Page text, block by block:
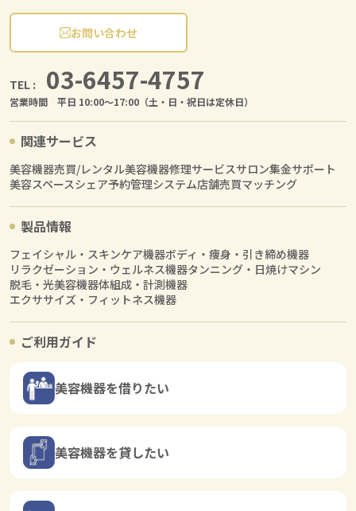
お問い合わせ
TEL : 03-6457-4757
営業時間 平日 10:00〜17:00（土・日・祝日は定休日）
関連サービス
美容機器売買/レンタル美容機器修理サービスサロン集金サポート
美容スペースシェア予約管理システム店舗売買マッチング
製品情報
フェイシャル・スキンケア機器ボディ・痩身・引き締め機器
リラクゼーション・ウェルネス機器タンニング・日焼けマシン
脱毛・光美容機器体組成・計測機器
エクササイズ・フィットネス機器
ご利用ガイド
美容機器を借りたい
美容機器を貸したい